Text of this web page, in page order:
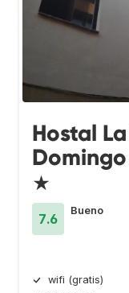
Hostal
★
7.6
Bueno
wifi (gratis)